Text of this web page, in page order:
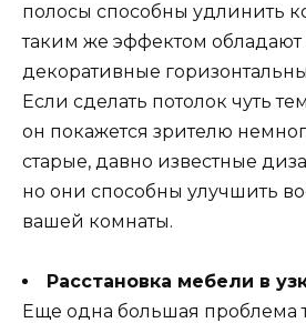
полосы способны удлинить
таким же эффектом
декоративные
Если сделать потолок чуть
он покажется зрителю
старые, давно известные
но они способны улучшить
вашей комнаты.
Расстановка мебели в
Еще одна большая проблема